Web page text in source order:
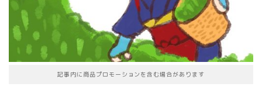
記事内に商品プロモーションを含む場合があります